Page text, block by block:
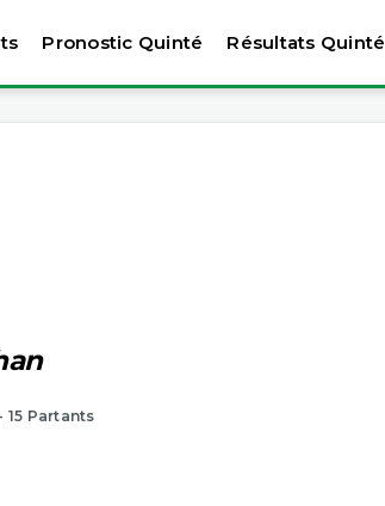
Pronostic Quinté Résultats Quinté
Partants